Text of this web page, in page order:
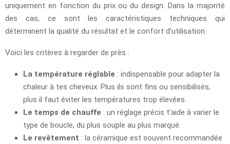
uniquement en fonction du prix ou du design. Dans la majorité
des cas, ce sont les caractéristiques techniques qui
déterminent la qualité du résultat et le confort d’utilisation.
Voici les critères à regarder de près :
La température réglable : indispensable pour adapter la
chaleur à tes cheveux. Plus ils sont fins ou sensibilisés,
plus il faut éviter les températures trop élevées.
Le temps de chauffe : un réglage précis t’aide à varier le
type de boucle, du plus souple au plus marqué.
Le revêtement : la céramique est souvent recommandée